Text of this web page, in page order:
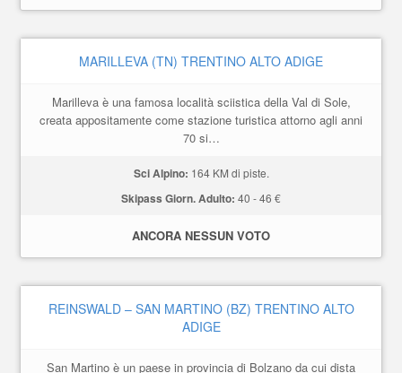
MARILLEVA (TN) TRENTINO ALTO ADIGE
Marilleva è una famosa località sciistica della Val di Sole,
creata appositamente come stazione turistica attorno agli anni
70 si…
Sci Alpino: 164 KM di piste.
Skipass Giorn. Adulto: 40 - 46 €
ANCORA NESSUN VOTO
REINSWALD – SAN MARTINO (BZ) TRENTINO ALTO
ADIGE
San Martino è un paese in provincia di Bolzano da cui dista